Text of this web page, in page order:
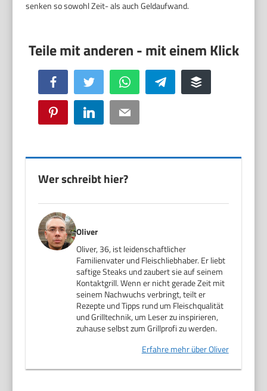
senken so sowohl Zeit- als auch Geldaufwand.
Facebook Twitter WhatsApp Telegram Buffer
Pinterest LinkedIn Email
Wer schreibt hier?
Oliver
Oliver, 36, ist leidenschaftlicher
Familienvater und Fleischliebhaber. Er liebt
saftige Steaks und zaubert sie auf seinem
Kontaktgrill. Wenn er nicht gerade Zeit mit
seinem Nachwuchs verbringt, teilt er
Rezepte und Tipps rund um Fleischqualität
und Grilltechnik, um Leser zu inspirieren,
zuhause selbst zum Grillprofi zu werden.
Erfahre mehr über Oliver